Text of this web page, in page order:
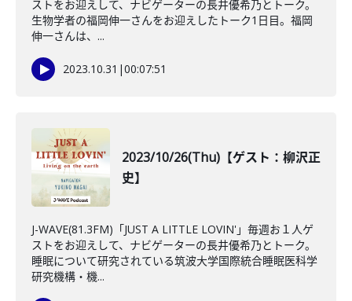
ストをお迎えして、ナビゲーターの長井優希乃とトーク。
生物学者の福岡伸一さんをお迎えしたトーク1日目。福岡
伸一さんは、...
2023.10.31 |00:07:51
2023/10/26(Thu)【ゲスト：柳沢正
史】
J-WAVE(81.3FM)「JUST A LITTLE LOVIN'」毎週お１人ゲ
ストをお迎えして、ナビゲーターの長井優希乃とトーク。
睡眠について研究されている筑波大学国際統合睡眠医科学
研究機構・機...